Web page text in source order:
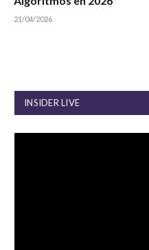
21/04/2026
INSIDER LIVE